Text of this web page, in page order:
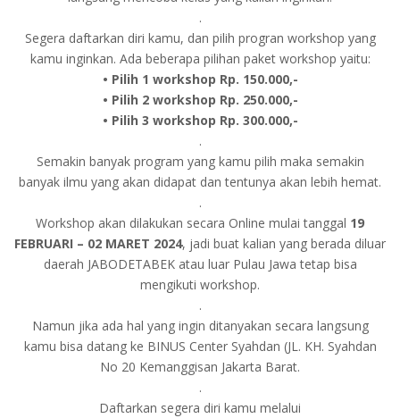
.
Segera daftarkan diri kamu, dan pilih progran workshop yang
kamu inginkan. Ada beberapa pilihan paket workshop yaitu:
• Pilih 1 workshop Rp. 150.000,-
• Pilih 2 workshop Rp. 250.000,-
• Pilih 3 workshop Rp. 300.000,-
.
Semakin banyak program yang kamu pilih maka semakin
banyak ilmu yang akan didapat dan tentunya akan lebih hemat.
.
Workshop akan dilakukan secara Online mulai tanggal 19
FEBRUARI – 02 MARET 2024, jadi buat kalian yang berada diluar
daerah JABODETABEK atau luar Pulau Jawa tetap bisa
mengikuti workshop.
.
Namun jika ada hal yang ingin ditanyakan secara langsung
kamu bisa datang ke BINUS Center Syahdan (JL. KH. Syahdan
No 20 Kemanggisan Jakarta Barat.
.
Daftarkan segera diri kamu melalui